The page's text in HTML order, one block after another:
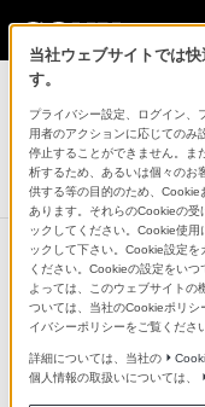
デジタルスチルカメ
デジタルスチルカメラ
RX100II(DSC-
DISCONTINUED 生産完了
当社ウェブサイトでは
す。
プライバシー設定、ログイン、
用者のアクションに応じてのみ
停止することができません。ま
析するため、あるいは個々のお
供する等の目的のため、Cookie
あります。それらのCookieの
ックしてください。Cookie使
ックして下さい。Cookie設定
ください。Cookieの設定をい
よっては、このウェブサイトの
ついては、当社のCookieポリシ
イバシーポリシーをご覧ください
詳細については、当社の
個人情報の取扱いについては、